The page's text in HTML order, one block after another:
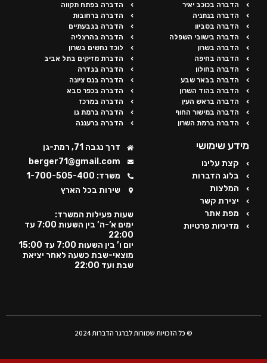
הדברה בכוכב יאיר
הדברה בנתניה
הדברה בסביון
הדברה בישובי השפלה
הדברה בשרון
הדברה בחיפה
הדברה בחולון
הדברה בבאר שבע
הדברה בהוד השרון
הדברה בראש העין
הדברה במישור החוף
הדברה ברמת השרון
הדברה בפתח תקווה
הדברה ברחובות
הדברה בגבעתיים
הדברה בהרצליה
לוכד נחשים בשרון
הדברת מזיקים בתל אביב
הדברה בגדרה
הדברה בנס ציונה
הדברה בכפר סבא
הדברה במרכז
הדברה ברמת גן
הדברה ברעננה
מידע שימושי
קצת עלינו
בלוג הדברות
המלצות
יצירת קשר
מפת אתר
מדיניות פרטיות
דרך נגבה 71, רמת-גן
berger71@gmail.com
משרד: 1-700-505-400
שירות בכל הארץ
שעות פעילות המשרד:
ימים א’-ה’ בין השעות 7:00 עד
22:00
יום ו’ בין השעות 7:00 עד 15:00
מוצאי-שבת כשעה לאחר יציאת
שבת ועד 22:00
© כל הזכויות שמורות לברגר הדברות 2024